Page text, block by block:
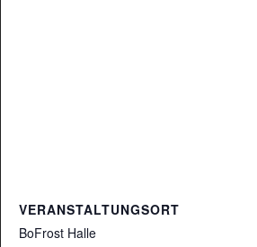
VERANSTALTUNGSORT
BoFrost Halle